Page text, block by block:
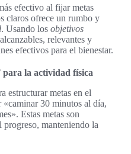
efectivo al fijar metas
claros ofrece un rumbo y
. Usando los objetivos
relevantes y
efectivos para el bienestar.
la actividad física
estructurar metas en el
30 minutos al día,
Estas metas son
progreso, manteniendo la